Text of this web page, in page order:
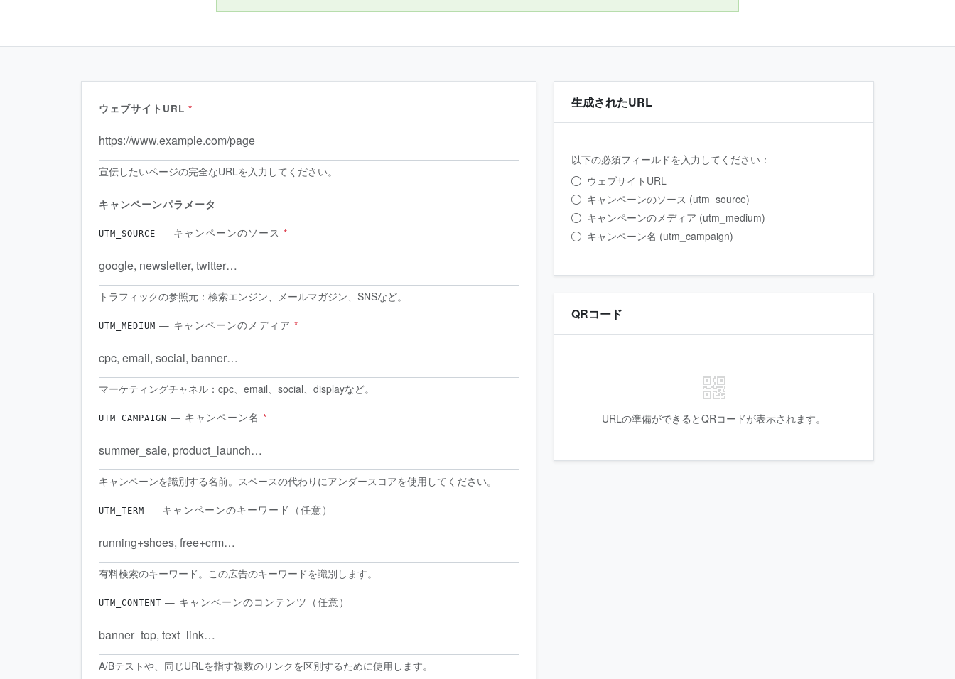
ウェブサイトURL *
宣伝したいページの完全なURLを入力してください。
キャンペーンパラメータ
UTM_SOURCE — キャンペーンのソース *
トラフィックの参照元：検索エンジン、メールマガジン、SNSなど。
UTM_MEDIUM — キャンペーンのメディア *
マーケティングチャネル：cpc、email、social、displayなど。
UTM_CAMPAIGN — キャンペーン名 *
キャンペーンを識別する名前。スペースの代わりにアンダースコアを使用してください。
UTM_TERM — キャンペーンのキーワード（任意）
有料検索のキーワード。この広告のキーワードを識別します。
UTM_CONTENT — キャンペーンのコンテンツ（任意）
A/Bテストや、同じURLを指す複数のリンクを区別するために使用します。
生成されたURL
以下の必須フィールドを入力してください：
ウェブサイトURL
キャンペーンのソース (utm_source)
キャンペーンのメディア (utm_medium)
キャンペーン名 (utm_campaign)
QRコード
URLの準備ができるとQRコードが表示されます。